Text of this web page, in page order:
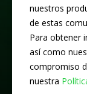
nuestros
de estas
Para obtener
así como
compromiso
nuestra